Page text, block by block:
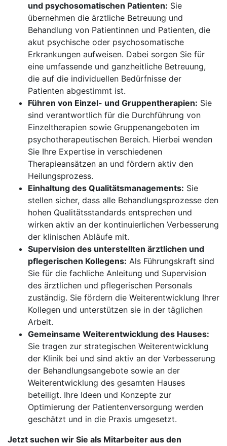
und psychosomatischen Patienten: Sie
übernehmen die ärztliche Betreuung und
Behandlung von Patientinnen und Patienten, die
akut psychische oder psychosomatische
Erkrankungen aufweisen. Dabei sorgen Sie für
eine umfassende und ganzheitliche Betreuung,
die auf die individuellen Bedürfnisse der
Patienten abgestimmt ist.
Führen von Einzel- und Gruppentherapien: Sie
sind verantwortlich für die Durchführung von
Einzeltherapien sowie Gruppenangeboten im
psychotherapeutischen Bereich. Hierbei wenden
Sie Ihre Expertise in verschiedenen
Therapieansätzen an und fördern aktiv den
Heilungsprozess.
Einhaltung des Qualitätsmanagements: Sie
stellen sicher, dass alle Behandlungsprozesse den
hohen Qualitätsstandards entsprechen und
wirken aktiv an der kontinuierlichen Verbesserung
der klinischen Abläufe mit.
Supervision des unterstellten ärztlichen und
pflegerischen Kollegens: Als Führungskraft sind
Sie für die fachliche Anleitung und Supervision
des ärztlichen und pflegerischen Personals
zuständig. Sie fördern die Weiterentwicklung Ihrer
Kollegen und unterstützen sie in der täglichen
Arbeit.
Gemeinsame Weiterentwicklung des Hauses:
Sie tragen zur strategischen Weiterentwicklung
der Klinik bei und sind aktiv an der Verbesserung
der Behandlungsangebote sowie an der
Weiterentwicklung des gesamten Hauses
beteiligt. Ihre Ideen und Konzepte zur
Optimierung der Patientenversorgung werden
geschätzt und in die Praxis umgesetzt.
Jetzt suchen wir Sie als Mitarbeiter aus den